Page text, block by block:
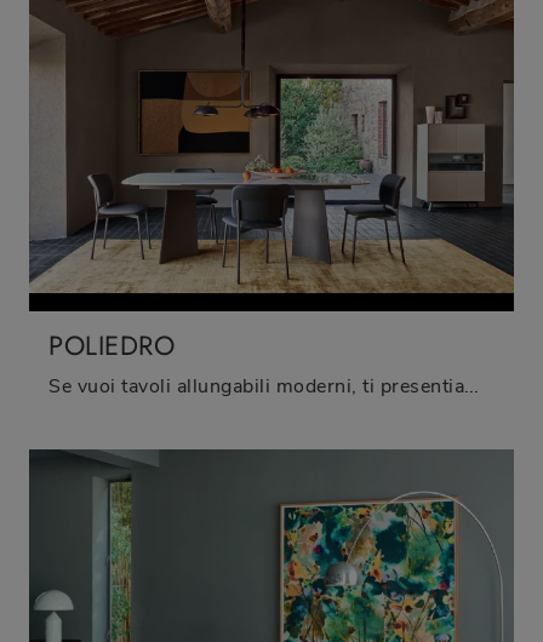
POLIEDRO
Se vuoi tavoli allungabili moderni, ti presentiamo il modello da pranzo in ceramica Poliedro della marca Sangiacomo.